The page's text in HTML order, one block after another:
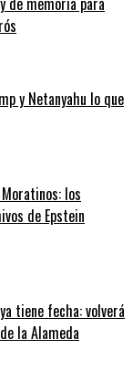
y Netanyahu lo que
los
de Epstein
tiene fecha: volverá
la Alameda